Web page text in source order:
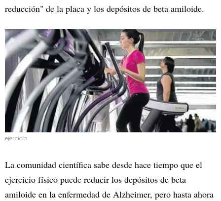
reducción" de la placa y los depósitos de beta amiloide.
ejercicio
La comunidad científica sabe desde hace tiempo que el
ejercicio físico puede reducir los depósitos de beta
amiloide en la enfermedad de Alzheimer, pero hasta ahora